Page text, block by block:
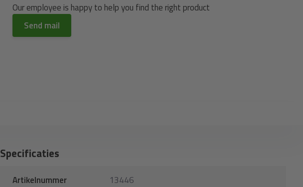
Our employee is happy to help you find the right product
Send mail
Specificaties
Artikelnummer 13446